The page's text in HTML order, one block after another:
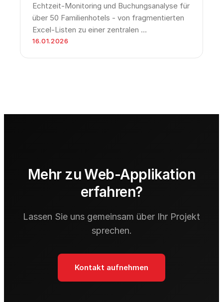
Echtzeit-Monitoring und Buchungsanalyse für
über 50 Familienhotels - von fragmentierten
Excel-Listen zu einer zentralen …
16.01.2026
Mehr zu Web-Applikation
erfahren?
Lassen Sie uns gemeinsam über Ihr Projekt
sprechen.
Kontakt aufnehmen